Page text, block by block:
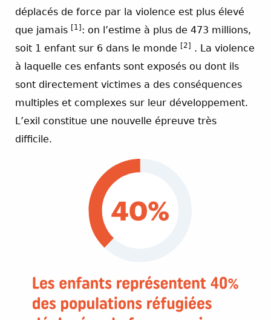
déplacés de force par la violence est plus élevé
que jamais [1] : on l’estime à plus de 473 millions,
soit 1 enfant sur 6 dans le monde [2] . La violence
à laquelle ces enfants sont exposés ou dont ils
sont directement victimes a des conséquences
multiples et complexes sur leur développement.
L’exil constitue une nouvelle épreuve très
difficile.